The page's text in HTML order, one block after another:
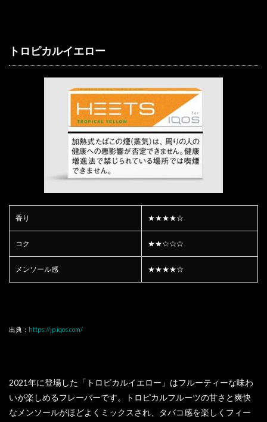
トロピカルイエロー
香り ★★★★☆
コク ★★☆☆☆
メンソール感 ★★★★☆
出典： https://jp.iqos.com/
2021年に登場した「トロピカルイエロー」はフルーティーな味わ
いが楽しめるフレーバーです。トロピカルフルーツの甘さと爽快
なメンソールがほどよくミックスされ、タバコ感を楽しくフィー